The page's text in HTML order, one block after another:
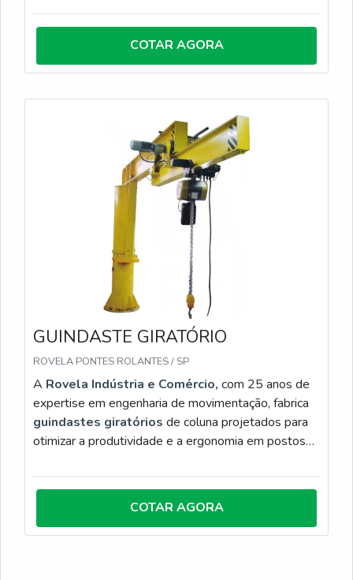
é capaz de oferecer um alto desempenho e muitos
possível, é indispensável ter como base produtos
de alta qualidade e que passem por manutenções
COTAR AGORA
GUINDASTE GIRATÓRIO
ROVELA PONTES ROLANTES / SP
A Rovela Indústria e Comércio, com 25 anos de
expertise em engenharia de movimentação, fabrica
guindastes giratórios de coluna projetados para
otimizar a produtividade e a ergonomia em postos
360°, proporcionando cobertura total da área
reposicionamento constante da carga. Construídos
com aço de alta resistência e componentes de
COTAR AGORA